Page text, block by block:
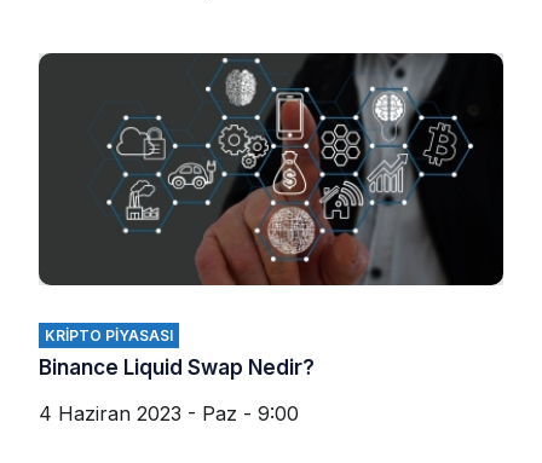
KRIPTO PIYASASI
Binance Liquid Swap Nedir?
4 Haziran 2023 - Paz - 9:00